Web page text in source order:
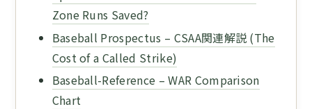
Zone Runs Saved?
Baseball Prospectus – CSAA関連解説 (The
Cost of a Called Strike)
Baseball-Reference – WAR Comparison
Chart